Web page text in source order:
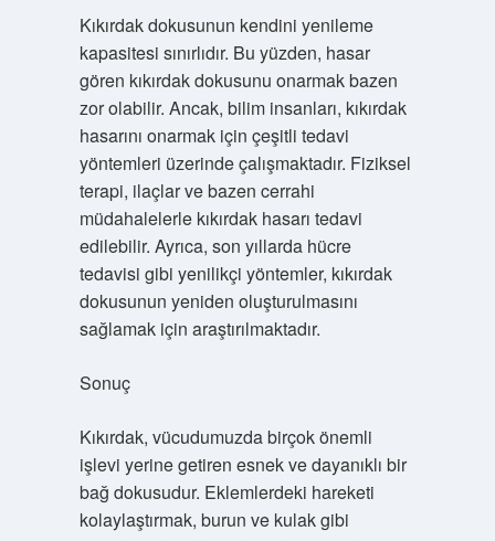
Kıkırdak dokusunun kendini yenileme
kapasitesi sınırlıdır. Bu yüzden, hasar
gören kıkırdak dokusunu onarmak bazen
zor olabilir. Ancak, bilim insanları, kıkırdak
hasarını onarmak için çeşitli tedavi
yöntemleri üzerinde çalışmaktadır. Fiziksel
terapi, ilaçlar ve bazen cerrahi
müdahalelerle kıkırdak hasarı tedavi
edilebilir. Ayrıca, son yıllarda hücre
tedavisi gibi yenilikçi yöntemler, kıkırdak
dokusunun yeniden oluşturulmasını
sağlamak için araştırılmaktadır.
Sonuç
Kıkırdak, vücudumuzda birçok önemli
işlevi yerine getiren esnek ve dayanıklı bir
bağ dokusudur. Eklemlerdeki hareketi
kolaylaştırmak, burun ve kulak gibi